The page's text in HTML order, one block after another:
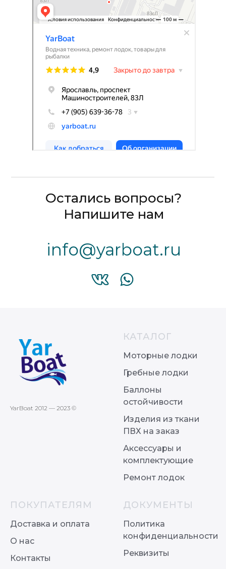
Остались вопросы?
Напишите нам
info@yarboat.ru
YarBoat 2012 — 2023 ©
КАТАЛОГ
Моторные лодки
Гребные лодки
Баллоны
остойчивости
Изделия из ткани
ПВХ на заказ
Аксессуары и
комплектующие
Ремонт лодок
ПОКУПАТЕЛЯМ
Доставка и оплата
О нас
Контакты
ДОКУМЕНТЫ
Политика
конфиденциальности
Реквизиты